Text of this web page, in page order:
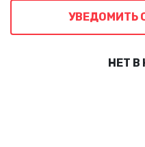
УВЕДОМИТЬ
НЕТ